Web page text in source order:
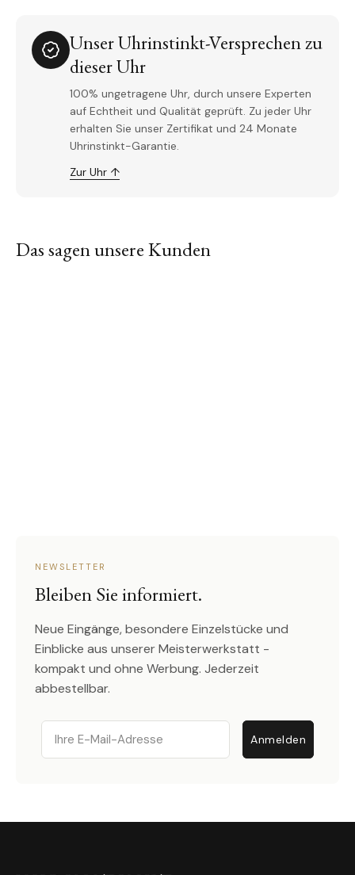
Unser Uhrinstinkt-Versprechen zu
dieser Uhr
100% ungetragene Uhr, durch unsere Experten
auf Echtheit und Qualität geprüft. Zu jeder Uhr
erhalten Sie unser Zertifikat und 24 Monate
Uhrinstinkt-Garantie.
Zur Uhr ↑
Das sagen unsere Kunden
NEWSLETTER
Bleiben Sie informiert.
Neue Eingänge, besondere Einzelstücke und
Einblicke aus unserer Meisterwerkstatt -
kompakt und ohne Werbung. Jederzeit
abbestellbar.
Email
Anmelden